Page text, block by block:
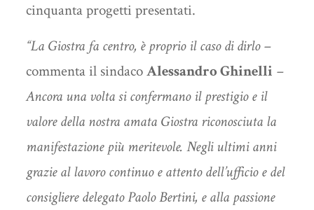
cinquanta progetti presentati.
“La Giostra fa centro, è proprio il caso di dirlo –
commenta il sindacoAlessandro Ghinelli –
Ancora una volta si confermano il prestigio e il
valore della nostra amata Giostra riconosciuta la
manifestazione più meritevole. Negli ultimi anni
grazie al lavoro continuo e attento dell’ufficio e del
consigliere delegato Paolo Bertini, e alla passione